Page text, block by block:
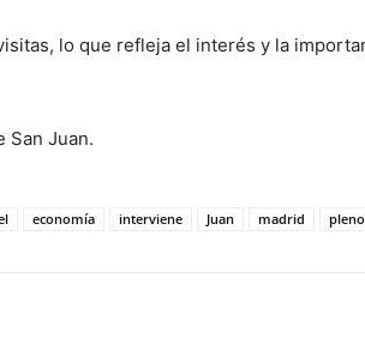
lo que refleja el interés y la
San Juan.
economía interviene Juan madrid pleno